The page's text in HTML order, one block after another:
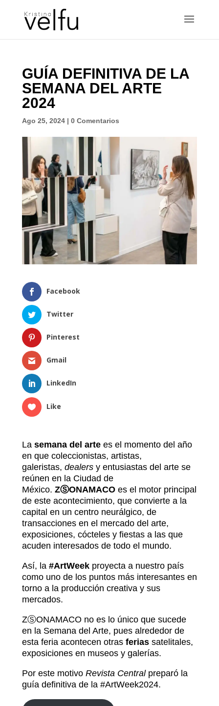
GUÍA DEFINITIVA DE LA
SEMANA DEL ARTE
2024
Ago 25, 2024| 0 Comentarios
Facebook
Twitter
Pinterest
Gmail
LinkedIn
Like
La semana del artees el momento del año
en que coleccionistas, artistas,
galeristas, dealersy entusiastas del arte se
reúnen en la Ciudad de
México. ZⓈONAMACOes el motor principal
de este acontecimiento, que convierte a la
capital en un centro neurálgico, de
transacciones en el mercado del arte,
exposiciones, cócteles y fiestas a las que
acuden interesados de todo el mundo.
Así, la #ArtWeekproyecta a nuestro país
como uno de los puntos más interesantes en
torno a la producción creativa y sus
mercados.
ZⓈONAMACO no es lo único que sucede
en la Semana del Arte, pues alrededor de
esta feria acontecen otras feriassatelitales,
exposiciones en museos y galerías.
Por este motivo Revista Centralpreparó la
guía definitiva de la #ArtWeek2024.